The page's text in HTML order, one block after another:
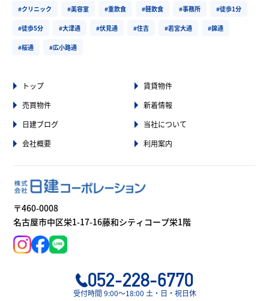
#クリニック #美容室 #重飲食 #軽飲食 #事務所 #徒歩1分
#徒歩5分 #大津通 #伏見通 #住吉 #若宮大通 #錦通
#桜通 #広小路通
トップ
賃貸物件
売買物件
新着情報
日建ブログ
当社について
会社概要
利用案内
〒460-0008
名古屋市中区栄1-17-16藤和シティコープ栄1階
052-228-6770
受付時間 9:00〜18:00 土・日・祝日休